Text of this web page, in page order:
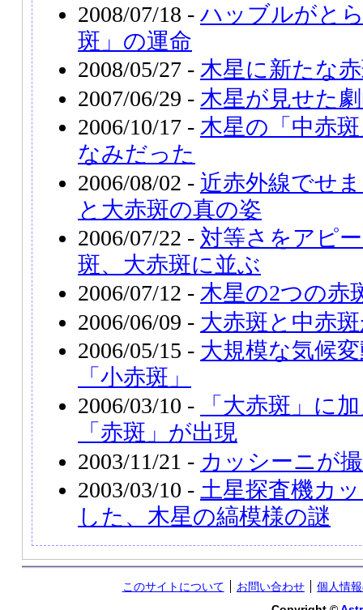
2008/07/18 - ハッブルがと
斑」の運命
2008/05/27 - 木星に新たな
2007/06/29 - 木星が見せた
2006/10/17 - 木星の「中赤
なみだった
2006/08/02 - 近赤外線でせ
と大赤斑の真の姿
2006/07/22 - 対等さをアピ
斑、大赤斑に並ぶ
2006/07/12 - 木星の2つの赤
2006/06/09 - 大赤斑と中赤
2006/05/15 - 大規模な気候
「小赤斑」
2006/03/10 -
「大赤斑」に
「赤斑」が出現
2003/11/21 - カッシーニが
2003/03/10 - 土星探査機カ
した、木星の縞模様の謎
このサイトについて お問い合わせ
個人情